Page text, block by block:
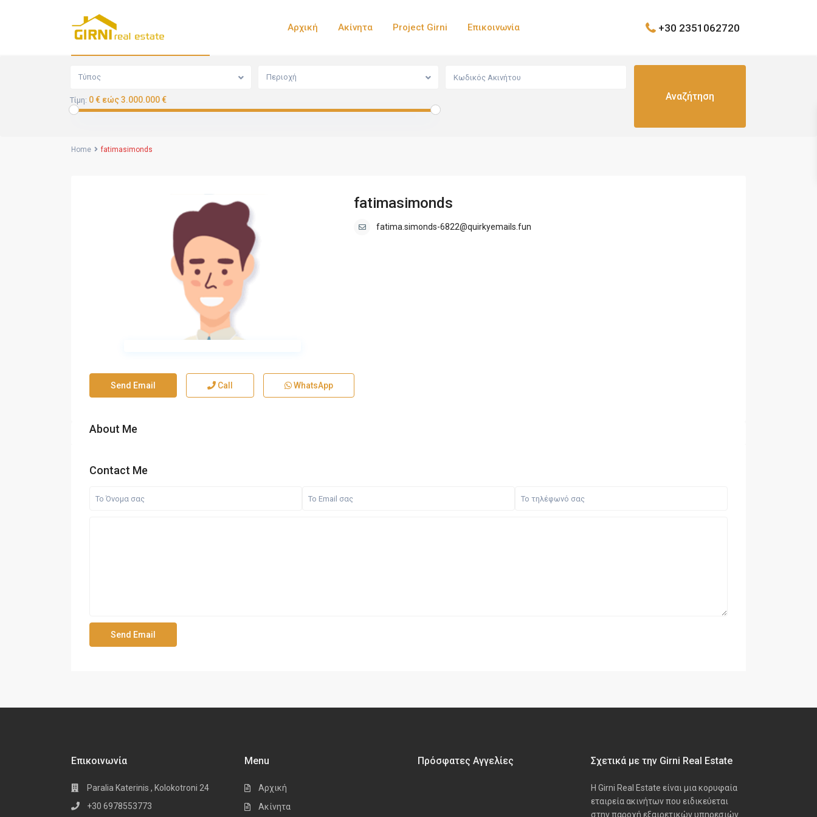
Αρχική Ακίνητα Project Girni Επικοινωνία +30 2351062720
Τύπος Περιοχή
Τίμη: 0 € εώς 3.000.000 €
Home fatimasimonds
fatimasimonds
fatima.simonds-6822@quirkyemails.fun
Send Email Call WhatsApp
About Me
Contact Me
Επικοινωνία
Paralia Katerinis , Kolokotroni 24
+30 6978553773
Menu
Αρχική
Ακίνητα
Πρόσφατες Αγγελίες Σχετικά με την Girni Real Estate
Η Girni Real Estate είναι μια κορυφαία
εταιρεία ακινήτων που ειδικεύεται
στην παροχή εξαιρετικών υπηρεσιών